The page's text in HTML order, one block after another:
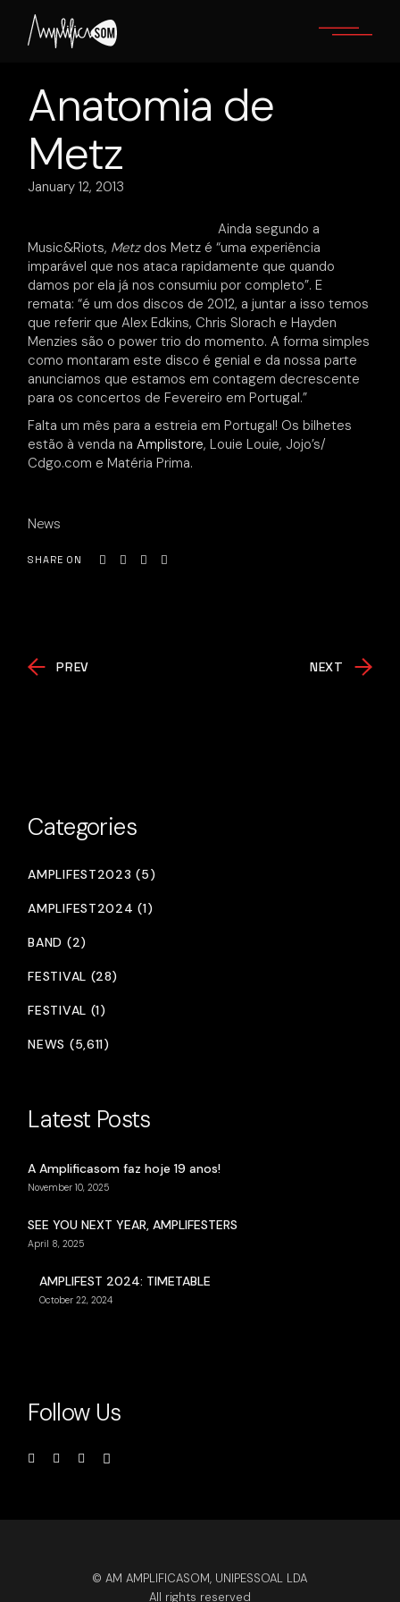
content
Anatomia de
Metz
January 12, 2013
Ainda segundo a
Music&Riots, Metzdos Metz é “uma experiência
imparável que nos ataca rapidamente que quando
damos por ela já nos consumiu por completo”. E
remata: “é um dos discos de 2012, a juntar a isso temos
que referir que Alex Edkins, Chris Slorach e Hayden
Menzies são o power trio do momento. A forma simples
como montaram este disco é genial e da nossa parte
anunciamos que estamos em contagem decrescente
para os concertos de Fevereiro em Portugal.”
Falta um mês para a estreia em Portugal! Os bilhetes
estão à venda naAmplistore, Louie Louie, Jojo’s/
Cdgo.com e Matéria Prima.
News
SHARE ON
PREV NEXT
Categories
AMPLIFEST2023 (5)
AMPLIFEST2024 (1)
BAND (2)
FESTIVAL (28)
FESTIVAL (1)
NEWS (5,611)
Latest Posts
A Amplificasom faz hoje 19 anos!
November 10, 2025
SEE YOU NEXT YEAR, AMPLIFESTERS
April 8, 2025
AMPLIFEST 2024: TIMETABLE
October 22, 2024
Follow Us
© AM AMPLIFICASOM, UNIPESSOAL LDA
All rights reserved